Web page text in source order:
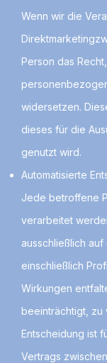
Wenn wir die
Person das
widersetzen.
dieses für die
genutzt wird.
Automatisierte
Jede betroffene
verarbeitet
ausschließlich
einschließlich
Wirkungen
beeinträchtigt,
Entscheidung ist
Vertrags